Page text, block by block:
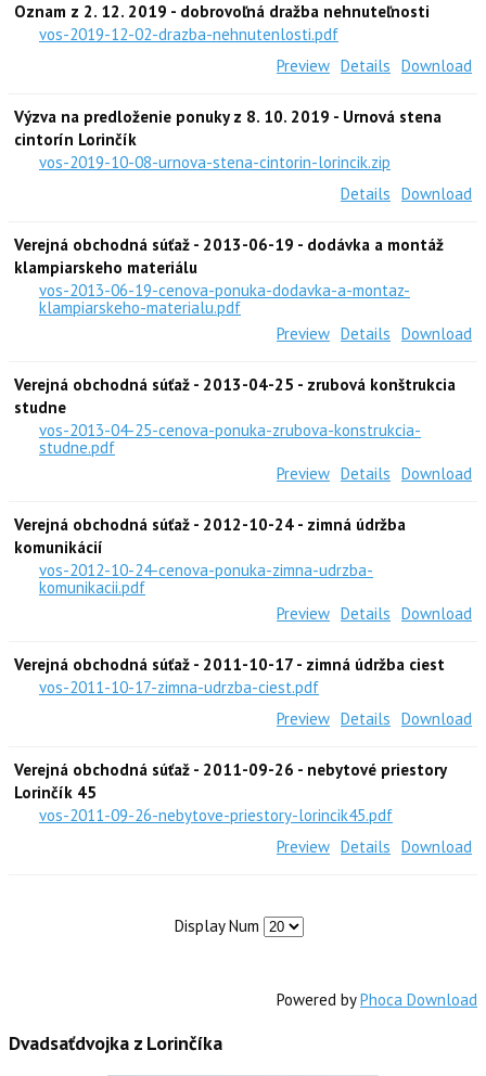
Oznam z 2. 12. 2019 - dobrovoľná dražba nehnuteľnosti
vos-2019-12-02-drazba-nehnutenlosti.pdf
Download
Details
Preview
Výzva na predloženie ponuky z 8. 10. 2019 - Urnová stena
cintorín Lorinčík
vos-2019-10-08-urnova-stena-cintorin-lorincik.zip
Download
Details
Verejná obchodná súťaž - 2013-06-19 - dodávka a montáž
klampiarskeho materiálu
vos-2013-06-19-cenova-ponuka-dodavka-a-montaz-
klampiarskeho-materialu.pdf
Download
Details
Preview
Verejná obchodná súťaž - 2013-04-25 - zrubová konštrukcia
studne
vos-2013-04-25-cenova-ponuka-zrubova-konstrukcia-
studne.pdf
Download
Details
Preview
Verejná obchodná súťaž - 2012-10-24 - zimná údržba
komunikácií
vos-2012-10-24-cenova-ponuka-zimna-udrzba-
komunikacii.pdf
Download
Details
Preview
Verejná obchodná súťaž - 2011-10-17 - zimná údržba ciest
vos-2011-10-17-zimna-udrzba-ciest.pdf
Download
Details
Preview
Verejná obchodná súťaž - 2011-09-26 - nebytové priestory
Lorinčík 45
vos-2011-09-26-nebytove-priestory-lorincik45.pdf
Download
Details
Preview
Display Num
Powered byPhoca Download
Dvadsaťdvojka z Lorinčíka